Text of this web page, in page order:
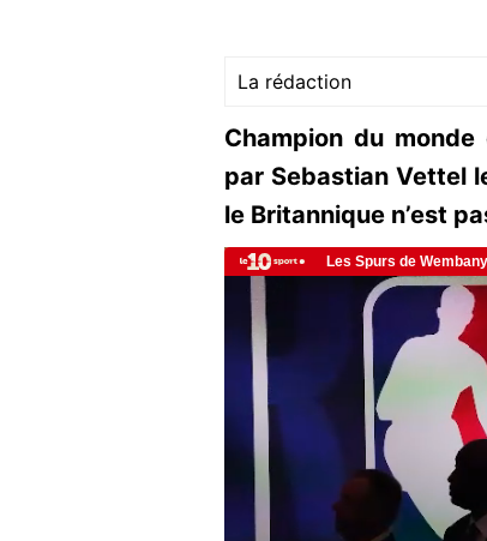
La rédaction
Champion du
par Sebastian Vettel
le Britannique n’est